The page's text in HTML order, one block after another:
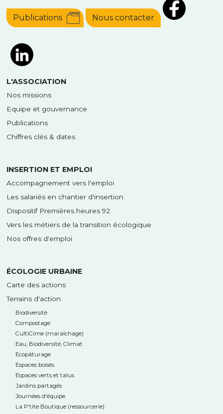
Publications Nous contacter
L'ASSOCIATION
Nos missions
Equipe et gouvernance
Publications
Chiffres clés & dates
INSERTION ET EMPLOI
Accompagnement vers l'emploi
Les salariés en chantier d'insertion
Dispositif Premières heures 92
Vers les métiers de la transition écologique
Nos offres d'emploi
ÉCOLOGIE URBAINE
Carte des actions
Terrains d'action
Biodiversité
Compostage
CultiCime (maraîchage)
Eau, Biodiversité, Climat
Ecopâturage
Espaces boisés
Espaces verts et talus
Jardins partagés
Journées d'équipe
La P'tite Boutique (ressourcerie)